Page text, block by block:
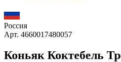
Россия
Арт. 4660017480057
Коньяк Коктебель